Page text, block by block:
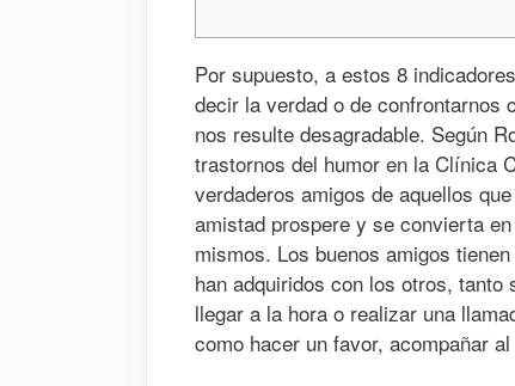
Por supuesto, a estos 8
decir la verdad o de confrontarnos
nos resulte desagradable. Según
trastornos del humor en la Clínica
verdaderos amigos de aquellos
amistad prospere y se convierta
mismos. Los buenos amigos
han adquiridos con los otros,
llegar a la hora o realizar una
como hacer un favor, acompañar